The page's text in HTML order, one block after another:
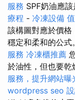
服務 SPF奶油應
療程 - 冷凍設備
該構圖對應於價格
穩定和柔和的公式
服務 冷凍櫃推薦
於油性，但也要乾
服務，提升網站曝
wordpress seo